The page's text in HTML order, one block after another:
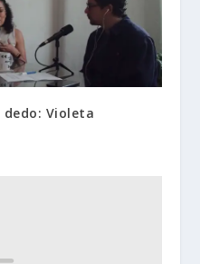
Violeta